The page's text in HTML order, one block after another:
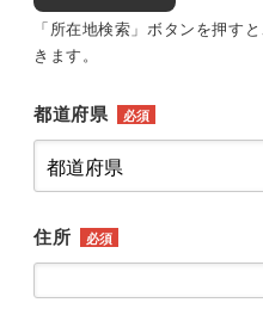
「所在地検索」ボタンを押す
きます。
都道府県 必須
住所 必須